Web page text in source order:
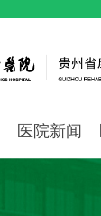
医院新闻